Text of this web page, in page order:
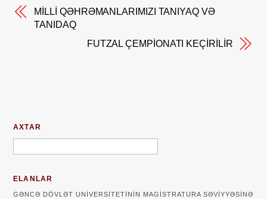
MİLLİ QƏHRƏMANLARIMIZI TANIYAQ VƏ
TANIDAQ
FUTZAL ÇEMPİONATI KEÇİRİLİR
AXTAR
ELANLAR
GƏNCƏ DÖVLƏT UNIVERSITETININ MAGISTRATURA SƏVIYYƏSINƏ